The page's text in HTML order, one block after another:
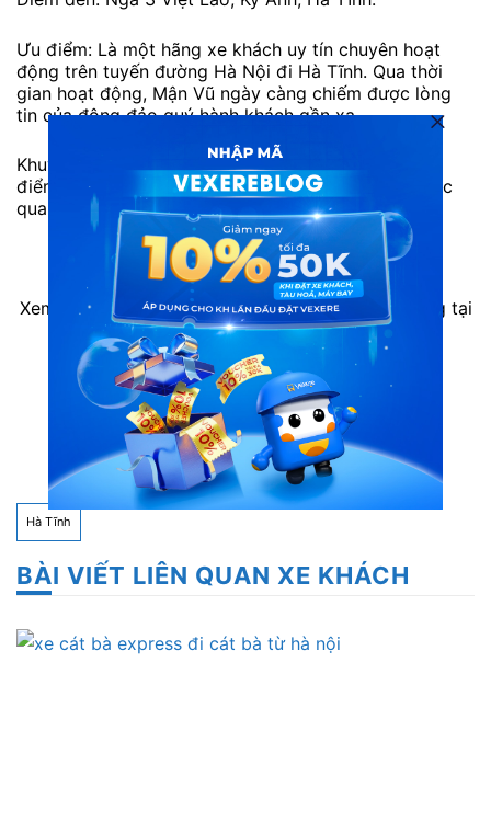
Ưu điểm: Là một hãng xe khách uy tín chuyên hoạt
động trên tuyến đường Hà Nội đi Hà Tĩnh. Qua thời
gian hoạt động, Mận Vũ ngày càng chiếm được lòng
tin của đông đảo quý hành khách gần xa.
Khuyết điểm: Thường hết vé sớm vào các dịp cao
điểm hoặc cuối tuần. Bạn có thể liên hệ đặt vé trước
qua tổng đài 1900888684.
Xem thêm thông tin các hãng xe cùng tuyến đường tại
VeXeRe.com
Xe limousine Hà Nội đi Hà Tĩnh
Xe limousine Hà Tĩnh đi Hà Nội
Hà Tĩnh
BÀI VIẾT LIÊN QUAN XE KHÁCH